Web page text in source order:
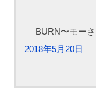
— BURN〜モーさ
2018年5月20日